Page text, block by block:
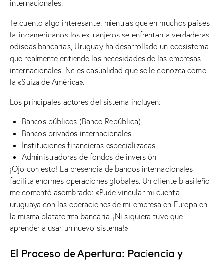
internacionales.
Te cuento algo interesante: mientras que en muchos países
latinoamericanos los extranjeros se enfrentan a verdaderas
odiseas bancarias, Uruguay ha desarrollado un ecosistema
que realmente entiende las necesidades de las empresas
internacionales. No es casualidad que se le conozca como
la «Suiza de América».
Los principales actores del sistema incluyen:
Bancos públicos (Banco República)
Bancos privados internacionales
Instituciones financieras especializadas
Administradoras de fondos de inversión
¡Ojo con esto! La presencia de bancos internacionales
facilita enormes operaciones globales. Un cliente brasileño
me comentó asombrado: «Pude vincular mi cuenta
uruguaya con las operaciones de mi empresa en Europa en
la misma plataforma bancaria. ¡Ni siquiera tuve que
aprender a usar un nuevo sistema!»
El Proceso de Apertura: Paciencia y